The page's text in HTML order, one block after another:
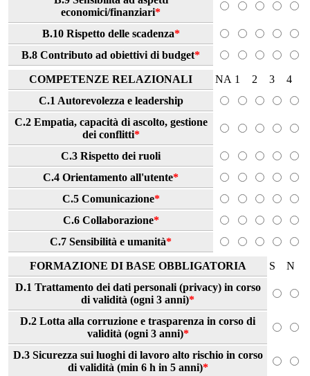
economici/finanziari*
B.10 Rispetto delle scadenza*
B.8 Contributo ad obiettivi di budget*
COMPETENZE RELAZIONALI NA 1 2 3
4
C.1 Autorevolezza e leadership
C.2 Empatia, capacità di ascolto, gestione
dei conflitti*
C.3 Rispetto dei ruoli
C.4 Orientamento all'utente*
C.5 Comunicazione*
C.6 Collaborazione*
C.7 Sensibilità e umanità*
FORMAZIONE DI BASE OBBLIGATORIA S
N
D.1 Trattamento dei dati personali (privacy) in corso
di validità (ogni 3 anni)*
D.2 Lotta alla corruzione e trasparenza in corso di
validità (ogni 3 anni)*
D.3 Sicurezza sui luoghi di lavoro alto rischio in corso
di validità (min 6 h in 5 anni)*